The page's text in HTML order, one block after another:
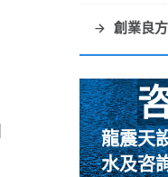
創業良方
龍震天
水及咨